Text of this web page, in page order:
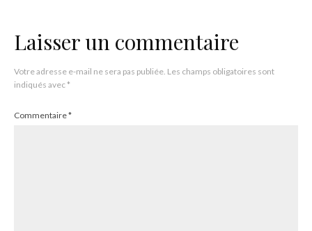
Laisser un commentaire
Votre adresse e-mail ne sera pas publiée. Les champs obligatoires sont
indiqués avec*
Commentaire*